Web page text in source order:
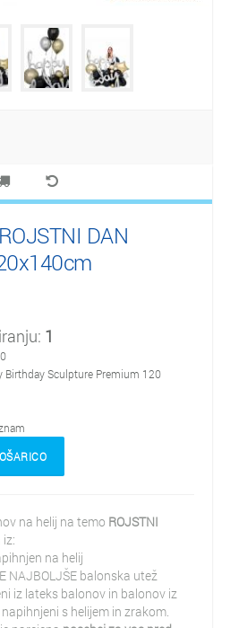
DAN
1
Birthday Sculpture Premium 120
na helij na temo ROJSTNI
na helij
NAJBOLJŠE balonska utež
iz lateks balonov in balonov iz
s helijem in zrakom.